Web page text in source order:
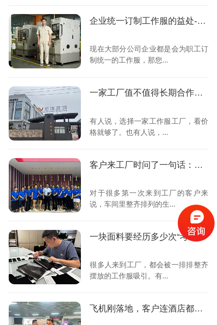
企业统一订制工作服的益处-前瞻服饰
现在大部分公司企业都是会为职工订
制统一的工作服，那您...
一家工厂值不值得长期合作？很多客户都会先看这件“小事”
有人说，选择一家工作服工厂，看价
格就够了。也有人说，...
客户来工厂时问了一句话：为什么你们每年都要接受第三方审核？
对于很多第一次来到工厂的客户来
说，车间里整齐排列的生...
一块面料要经历多少次“考试”，才能变成一件合格的工作服？
很多人来到工厂，都会被一排排整齐
摆放的工作服吸引。有...
飞机刚落地，客户连酒店都没去，第一站就来了我们的工厂